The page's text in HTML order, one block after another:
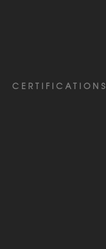
CERTIFICATIONS